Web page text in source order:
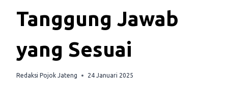
Tanggung Jawab
yang Sesuai
Redaksi Pojok Jateng 24 Januari 2025